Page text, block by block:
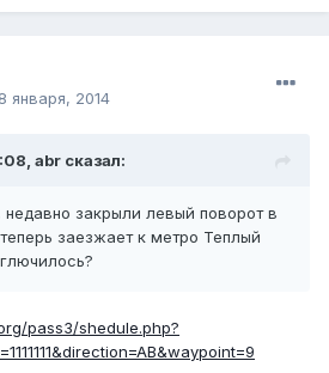
января, 2014
abr сказал:
закрыли левый поворот в
заезжает к метро Теплый
pass3/shedule.php?